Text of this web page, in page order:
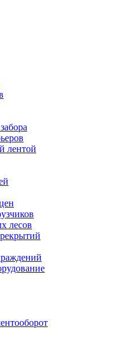
лентой
лесов